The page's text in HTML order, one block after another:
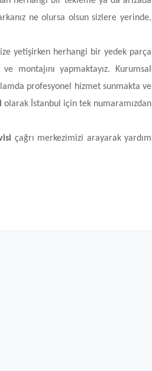
ne olursa olsun sizlere yerinde,
yetişirken herhangi bir yedek parça
montajını yapmaktayız. Kurumsal
profesyonel hizmet sunmakta ve
olarak İstanbul için tek numaramızdan
çağrı merkezimizi arayarak yardım